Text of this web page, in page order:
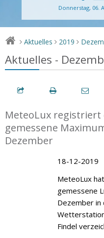
Donnerstag, 06.
> Aktuelles > 2019 >
Aktuelles -
MeteoLux registriert
gemessene
Dezember
18-12-2019
MeteoLux
gemessene
Dezember in
Findel